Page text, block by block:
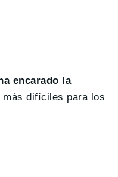
encarado la
difíciles para los